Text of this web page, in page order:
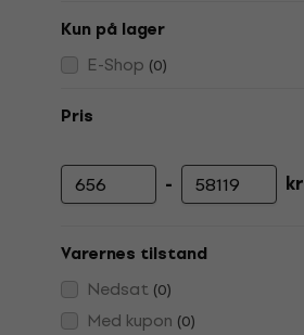
Kun på lager
E-Shop (0)
Pris
Minimumspris
- Maksimal pris
kr
Varernes tilstand
Nedsat (0)
Med kupon (0)